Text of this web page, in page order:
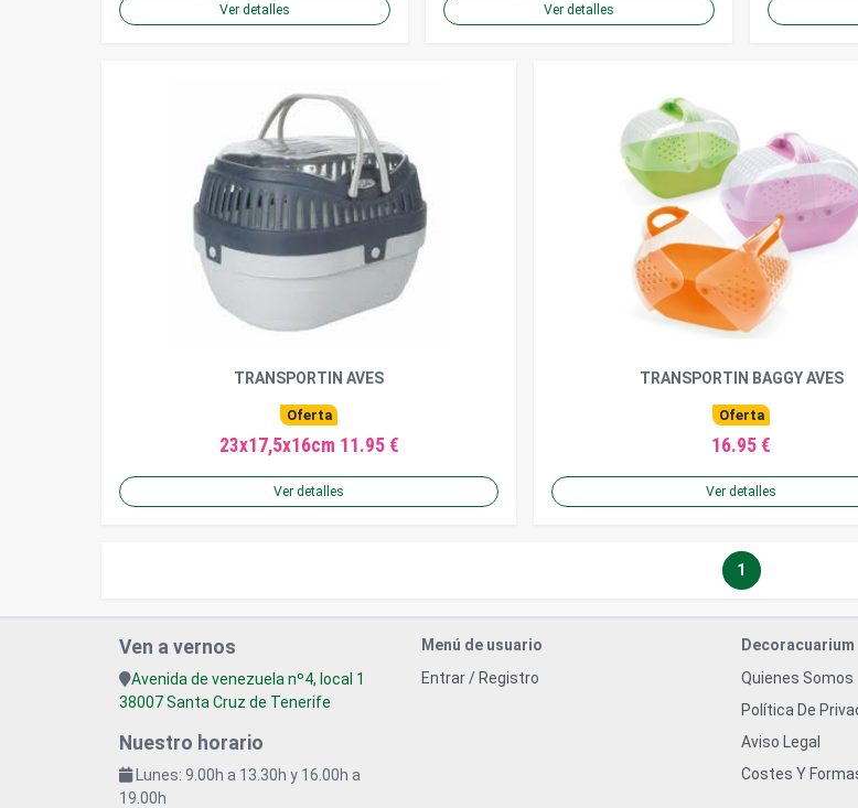
Ver detalles Ver detalles
TRANSPORTIN AVES
Oferta
23x17,5x16cm 11.95 €
Ver detalles
TRANSPORTIN BAGGY AVES
Oferta
16.95 €
Ver detalles
1
Ven a vernos
Avenida de venezuela nº4, local 1
38007 Santa Cruz de Tenerife
Nuestro horario
Lunes: 9.00h a 13.30h y 16.00h a
19.00h
Menú de usuario
Entrar / Registro
Decoracuarium
Quienes Somos
Política De
Aviso Legal
Costes Y